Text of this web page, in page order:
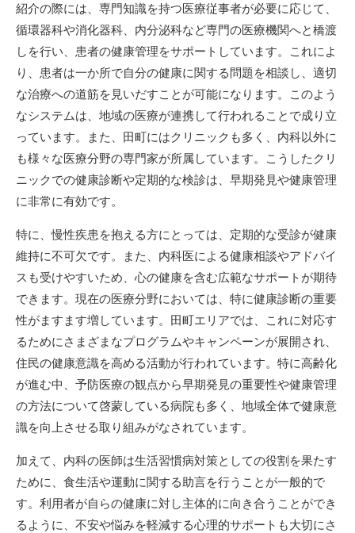
紹介の際には、専門知識を持つ医療従事者が必要に応じて、
循環器科や消化器科、内分泌科など専門の医療機関へと橋渡
しを行い、患者の健康管理をサポートしています。これによ
り、患者は一か所で自分の健康に関する問題を相談し、適切
な治療への道筋を見いだすことが可能になります。このよう
なシステムは、地域の医療が連携して行われることで成り立
っています。また、田町にはクリニックも多く、内科以外に
も様々な医療分野の専門家が所属しています。こうしたクリ
ニックでの健康診断や定期的な検診は、早期発見や健康管理
に非常に有効です。
特に、慢性疾患を抱える方にとっては、定期的な受診が健康
維持に不可欠です。また、内科医による健康相談やアドバイ
スも受けやすいため、心の健康を含む広範なサポートが期待
できます。現在の医療分野においては、特に健康診断の重要
性がますます増しています。田町エリアでは、これに対応す
るためにさまざまなプログラムやキャンペーンが展開され、
住民の健康意識を高める活動が行われています。特に高齢化
が進む中、予防医療の観点から早期発見の重要性や健康管理
の方法について啓蒙している病院も多く、地域全体で健康意
識を向上させる取り組みがなされています。
加えて、内科の医師は生活習慣病対策としての役割を果たす
ために、食生活や運動に関する助言を行うことが一般的で
す。利用者が自らの健康に対し主体的に向き合うことができ
るように、不安や悩みを軽減する心理的サポートも大切にさ